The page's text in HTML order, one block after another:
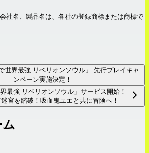
社名、製品名は、各社の登録商標または商標で
世界最強 リベリオンソウル」 先行プレイキャ
ンペーン実施決定！
最強 リベリオンソウル」サービス開始！
宮を踏破！吸血鬼ユエと共に冒険へ！